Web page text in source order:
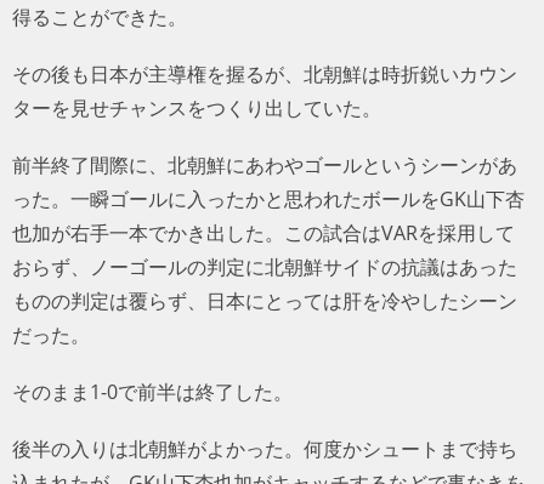
得ることができた。
その後も日本が主導権を握るが、北朝鮮は時折鋭いカウン
ターを見せチャンスをつくり出していた。
前半終了間際に、北朝鮮にあわやゴールというシーンがあ
った。一瞬ゴールに入ったかと思われたボールをGK山下杏
也加が右手一本でかき出した。この試合はVARを採用して
おらず、ノーゴールの判定に北朝鮮サイドの抗議はあった
ものの判定は覆らず、日本にとっては肝を冷やしたシーン
だった。
そのまま1-0で前半は終了した。
後半の入りは北朝鮮がよかった。何度かシュートまで持ち